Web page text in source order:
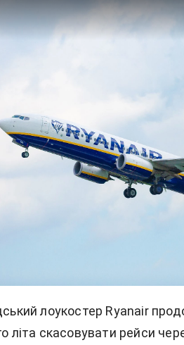
лоукостер Ryanair
літа скасовувати рейси